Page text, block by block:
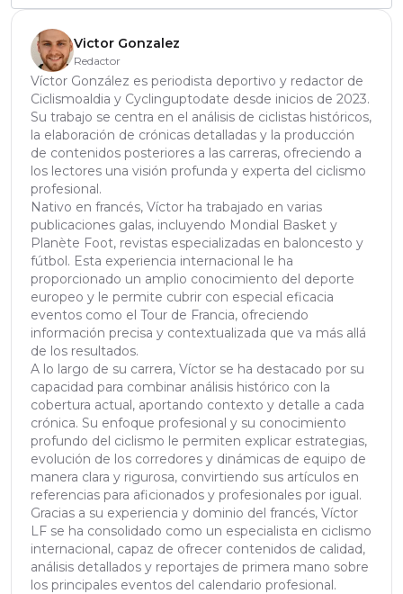
Victor Gonzalez
Redactor
Víctor González es periodista deportivo y redactor de
Ciclismoaldia y Cyclinguptodate desde inicios de 2023.
Su trabajo se centra en el análisis de ciclistas históricos,
la elaboración de crónicas detalladas y la producción
de contenidos posteriores a las carreras, ofreciendo a
los lectores una visión profunda y experta del ciclismo
profesional.
Nativo en francés, Víctor ha trabajado en varias
publicaciones galas, incluyendo Mondial Basket y
Planète Foot, revistas especializadas en baloncesto y
fútbol. Esta experiencia internacional le ha
proporcionado un amplio conocimiento del deporte
europeo y le permite cubrir con especial eficacia
eventos como el Tour de Francia, ofreciendo
información precisa y contextualizada que va más allá
de los resultados.
A lo largo de su carrera, Víctor se ha destacado por su
capacidad para combinar análisis histórico con la
cobertura actual, aportando contexto y detalle a cada
crónica. Su enfoque profesional y su conocimiento
profundo del ciclismo le permiten explicar estrategias,
evolución de los corredores y dinámicas de equipo de
manera clara y rigurosa, convirtiendo sus artículos en
referencias para aficionados y profesionales por igual.
Gracias a su experiencia y dominio del francés, Víctor
LF se ha consolidado como un especialista en ciclismo
internacional, capaz de ofrecer contenidos de calidad,
análisis detallados y reportajes de primera mano sobre
los principales eventos del calendario profesional.